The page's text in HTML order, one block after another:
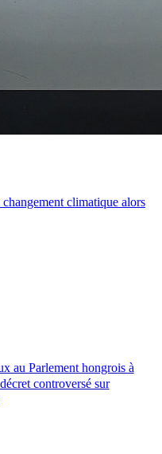
climatique alors
au Parlement hongrois à
controversé sur